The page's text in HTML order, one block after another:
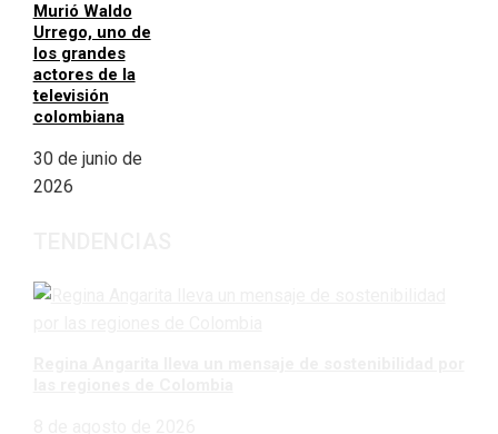
Murió Waldo
Urrego, uno de
los grandes
actores de la
televisión
colombiana
30 de junio de
2026